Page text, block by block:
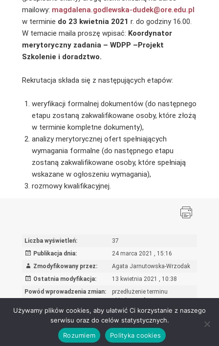
mailowy: magdalena.godlewska-dudek@ore.edu.pl
w terminie do 23 kwietnia 2021 r. do godziny 16.00.
W temacie maila proszę wpisać: Koordynator
merytoryczny zadania – WDPP –Projekt
Szkolenie i doradztwo.
Rekrutacja składa się z następujących etapów:
weryfikacji formalnej dokumentów (do następnego
etapu zostaną zakwalifikowane osoby, które złożą
w terminie kompletne dokumenty),
analizy merytorycznej ofert spełniających
wymagania formalne (do następnego etapu
zostaną zakwalifikowane osoby, które spełniają
wskazane w ogłoszeniu wymagania),
rozmowy kwalifikacyjnej.
Liczba wyświetleń:
37
Publikacja dnia:
24 marca 2021 , 15:16
Zmodyfikowany przez:
Agata Jarnutowska-Wrzodak
Ostatnia modyfikacja:
13 kwietnia 2021 , 10:38
Powód wprowadzenia zmian:
przedłużenie terminu
Ośrodek Rozwoju Edukacji - Biuletyn Informacji Publicznej 2026
Używamy plików cookies, aby ułatwić Ci korzystanie z naszego
serwisu oraz do celów statystycznych.
Rozumiem
Polityka cookies